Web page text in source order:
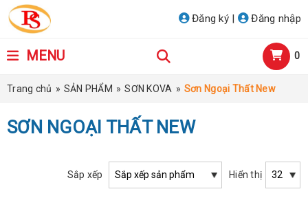
Đăng ký | Đăng nhập
MENU 0
Trang chủ » SẢN PHẨM » SƠN KOVA » Sơn Ngoại Thất New
SƠN NGOẠI THẤT NEW
Sắp xếp Hiển thị